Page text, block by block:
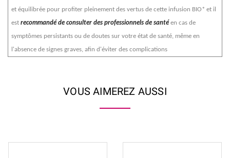
et équilibrée pour profiter pleinement des vertus de cette infusion BIO* et il
est recommandé de consulter des professionnels de santéen cas de
symptômes persistants ou de doutes sur votre état de santé, même en
l'absence de signes graves, afin d'éviter des complications
VOUS AIMEREZ AUSSI